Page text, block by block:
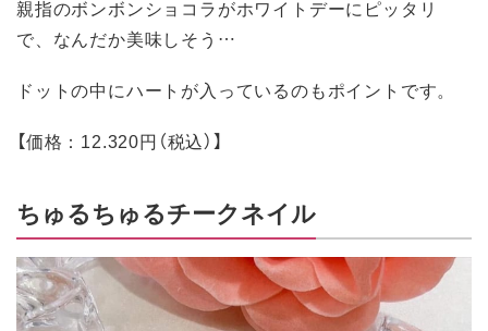
親指のボンボンショコラがホワイトデーにピッタリ
で、なんだか美味しそう…
ドットの中にハートが入っているのもポイントです。
【価格：12.320円（税込）】
ちゅるちゅるチークネイル